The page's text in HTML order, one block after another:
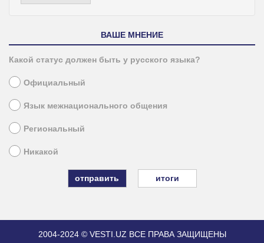
ВАШЕ МНЕНИЕ
Какой статус должен быть у русского языка?
Официальный
Язык межнационального общения
Региональный
Никакой
итоги
2004-2024 © VESTI.UZ ВСЕ ПРАВА ЗАЩИЩЕНЫ